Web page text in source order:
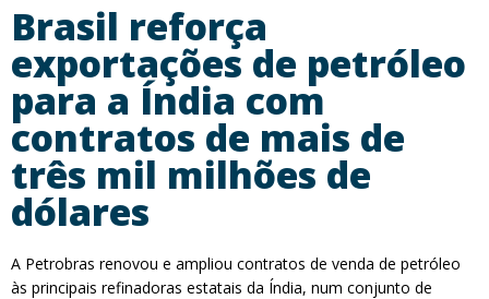
Brasil reforça
exportações de petróleo
para a Índia com
contratos de mais de
três mil milhões de
dólares
A Petrobras renovou e ampliou contratos de venda de petróleo
às principais refinadoras estatais da Índia, num conjunto de